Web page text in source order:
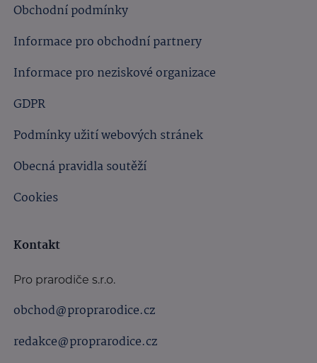
Obchodní podmínky
Informace pro obchodní partnery
Informace pro neziskové organizace
GDPR
Podmínky užití webových stránek
Obecná pravidla soutěží
Cookies
Kontakt
Pro prarodiče s.r.o.
obchod@proprarodice.cz
redakce@proprarodice.cz